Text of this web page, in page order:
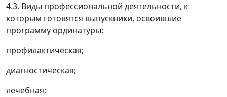
4.3. Виды профессиональной деятельности, к
которым готовятся выпускники, освоившие
программу ординатуры:
профилактическая;
диагностическая;
лечебная;